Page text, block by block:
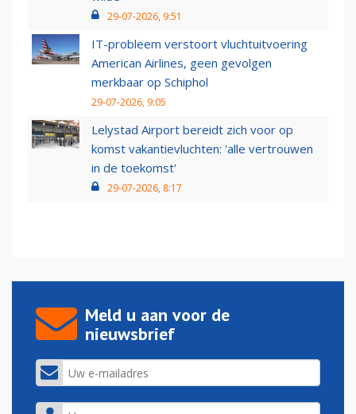
29-07-2026, 9:51
IT-probleem verstoort vluchtuitvoering
American Airlines, geen gevolgen
merkbaar op Schiphol
29-07-2026, 9:05
Lelystad Airport bereidt zich voor op
komst vakantievluchten: 'alle vertrouwen
in de toekomst'
29-07-2026, 8:17
Meld u aan voor de
nieuwsbrief